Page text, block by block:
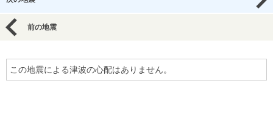
前の地震
この地震による津波の心配はありません。